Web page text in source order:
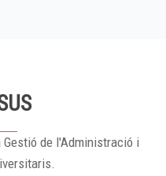
de l'Administració i